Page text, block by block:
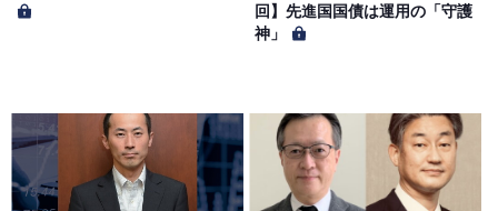
第６条（サービス内容の停止・変更）
サイトのサービス内容を変更する場合があります。
第７条（個人情報の取扱い）
回】先進国国債は運用の「守護
神」